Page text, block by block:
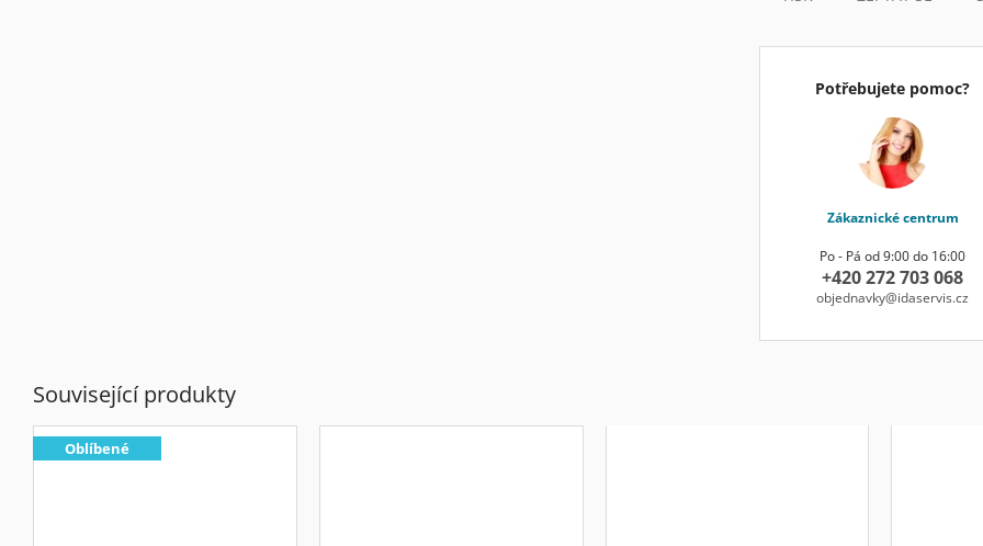
Potřebujete pomoc?
Zákaznické centrum
Po - Pá od 9:00 do 16:00
+420 272 703 068
objednavky@idaservis.cz
Související produkty
Oblíbené